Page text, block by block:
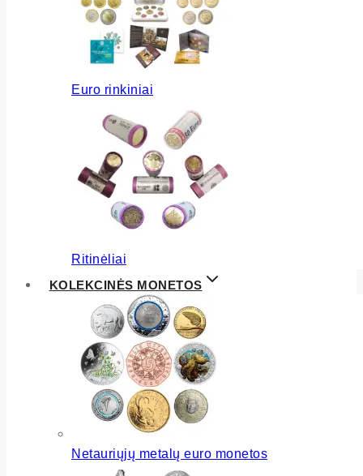
Euro rinkiniai
Ritinėliai
KOLEKCINĖS MONETOS
Netauriųjų metalų euro monetos